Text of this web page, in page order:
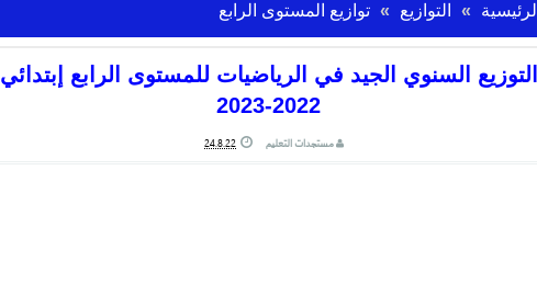
الرئيسية التوازيع توازيع المستوى الرابع
التوزيع السنوي الجيد في الرياضيات للمستوى الرابع إبتدائي
2022-2023
مستجدات التعليم 24.8.22